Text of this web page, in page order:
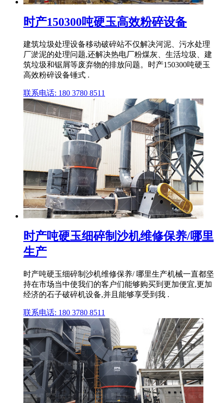
时产150300吨硬玉高效粉碎设备
建筑垃圾处理设备移动破碎站不仅解决河泥、污水处理
厂淤泥的处理问题,还解决热电厂粉煤灰、生活垃圾、建
筑垃圾和锯屑等废弃物的排放问题。时产150300吨硬玉
高效粉碎设备锤式 .
联系电话: 180 3780 8511
时产吨硬玉细碎制沙机维修保养/哪里
生产
时产吨硬玉细碎制沙机维修保养/ 哪里生产机械一直都坚
持在市场当中使我们的客户们能够购买到更加便宜,更加
经济的石子破碎机设备,并且能够享受到我 .
联系电话: 180 3780 8511